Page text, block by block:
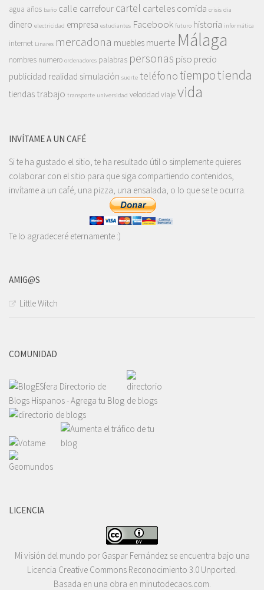
agua años baño calle carrefour cartel cartelescomida crisis dia
dinero electricidad empresa estudiantes Facebook futuro historia informática
internet Linares mercadona muebles muerte Málaga
nombres numero ordenadores palabras personas piso precio
publicidad realidad simulación suerte teléfonotiempotienda
tiendas trabajo transporte universidad velocidad viajevida
INVÍTAME A UN CAFÉ
Si te ha gustado el sitio, te ha resultado útil o simplemente quieres
colaborar con el sitio para que siga compartiendo contenidos,
invítame a un café, una pizza, una ensalada, o lo que se te ocurra.
Te lo agradeceré eternamente :)
AMIG@S
Little Witch
COMUNIDAD
LICENCIA
Mi visión del mundo por Gaspar Fernández se encuentra bajo una
Licencia Creative Commons Reconocimiento 3.0 Unported
Basada en una obra en minutodecaos.com